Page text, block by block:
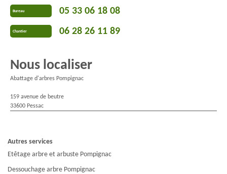
Bureau 05 33 06 18 08
Chantier 06 28 26 11 89
Nous localiser
Abattage d'arbres Pompignac
159 avenue de beutre
33600 Pessac
Autres services
Etêtage arbre et arbuste Pompignac
Dessouchage arbre Pompignac